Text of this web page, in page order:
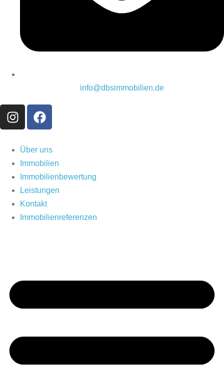
info@dbsimmobilien.de
Über uns
Immobilien
Immobilienbewertung
Leistungen
Kontakt
Immobilienreferenzen